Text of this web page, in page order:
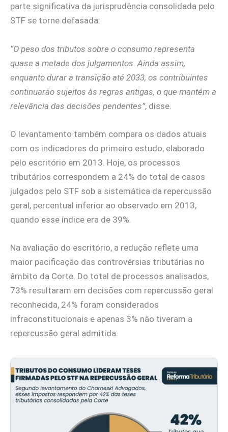
parte significativa da jurisprudência consolidada pelo
STF se torne defasada:
“O peso dos tributos sobre o consumo representa
quase a metade dos julgamentos. Ainda assim,
enquanto durar a transição até 2033, os contribuintes
continuarão sujeitos às regras antigas, o que mantém a
relevância das decisões pendentes”, disse.
O levantamento também compara os dados atuais
com os indicadores do primeiro estudo, elaborado
pelo escritório em 2013. Hoje, os processos
tributários correspondem a 24% do total de casos
julgados pelo STF sob a sistemática da repercussão
geral, percentual inferior ao observado em 2013,
quando esse índice era de 39%.
Na avaliação do escritório, a redução reflete uma
maior pacificação das controvérsias tributárias no
âmbito da Corte. Do total de processos analisados,
73% resultaram em decisões com repercussão geral
reconhecida, 24% foram considerados
infraconstitucionais e apenas 3% não tiveram a
repercussão geral admitida.